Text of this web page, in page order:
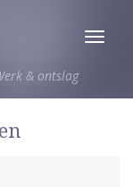
Toggle
& ontslag